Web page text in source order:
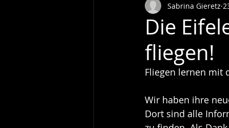
Personalgewinnung
AI - Künstliche Intelligenz
Die
fliegen!
Sabrina Gieretz
Fliegen lernen mit
Wir haben ihre
Dort sind alle